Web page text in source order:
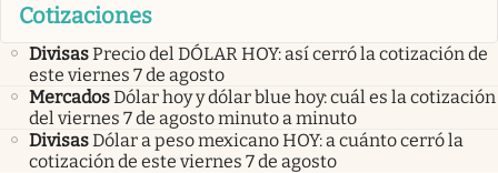
Cotizaciones
DivisasPrecio del DÓLAR HOY: así cerró la cotización de
este viernes 7 de agosto
MercadosDólar hoy y dólar blue hoy: cuál es la cotización
del viernes 7 de agosto minuto a minuto
DivisasDólar a peso mexicano HOY: a cuánto cerró la
cotización de este viernes 7 de agosto